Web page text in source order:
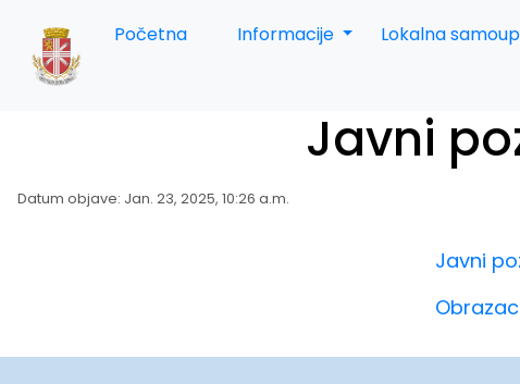
Početna Informacije Lokalna
Javni
Datum objave: Jan. 23, 2025, 10:26 a.m.
Javni